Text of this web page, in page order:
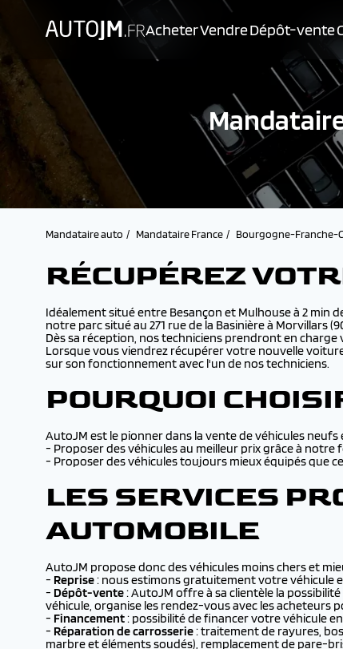
AcheterVendreDépôt-vente
Mandataire auto Mandataire France Bourgogne-Franche-
RÉCUPÉREZ
Idéalement situé entre Besançon et Mulhouse à 2
notre parc situé au 271 rue de la Basinière à Morvillars
Dès sa réception, nos techniciens prendront en
Lorsque vous viendrez récupérer votre nouvelle
sur son fonctionnement avec l'un de nos techniciens.
POURQUOI
AutoJM est le pionner dans la vente de véhicules
- Proposer des véhicules au meilleur prix grâce à
- Proposer des véhicules toujours mieux équipés que
LES SERVICES
AUTOMOBILE
AutoJM propose donc des véhicules moins chers et
- Reprise: nous estimons gratuitement votre véhicule
- Dépôt-vente: AutoJM offre à sa clientèle la
véhicule, organise les rendez-vous avec les
- Financement: possibilité de financer votre véhicule
- Réparation de carrosserie: traitement de rayures,
marbre et éléments soudés), remplacement de pare-